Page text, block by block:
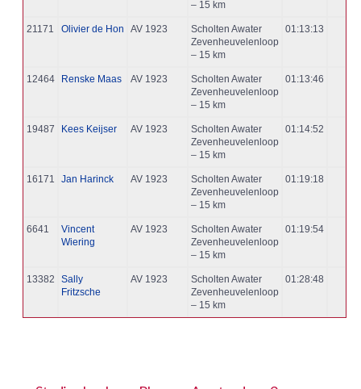
– 15 km
21171 Olivier de Hon AV 1923
Scholten Awater
Zevenheuvelenloop
– 15 km
01:13:13
12464 Renske Maas AV 1923
Scholten Awater
Zevenheuvelenloop
– 15 km
01:13:46
19487 Kees Keijser AV 1923
Scholten Awater
Zevenheuvelenloop
– 15 km
01:14:52
16171 Jan Harinck AV 1923
Scholten Awater
Zevenheuvelenloop
– 15 km
01:19:18
6641
Vincent
Wiering
AV 1923
Scholten Awater
Zevenheuvelenloop
– 15 km
01:19:54
13382
Sally
Fritzsche
AV 1923
Scholten Awater
Zevenheuvelenloop
– 15 km
01:28:48